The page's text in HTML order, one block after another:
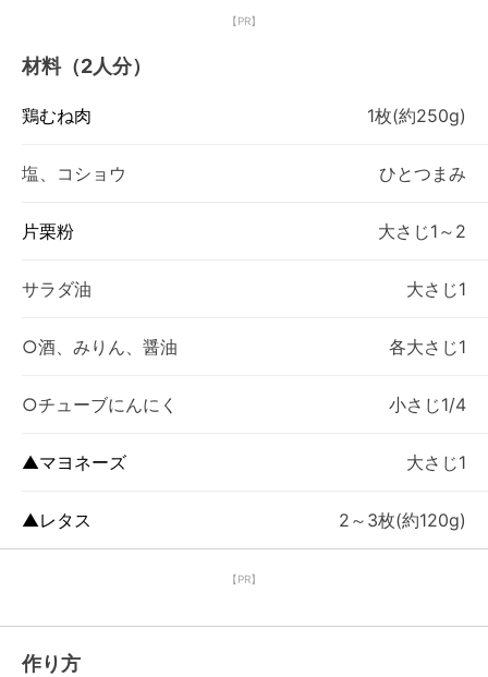
【PR】
材料（2人分）
鶏むね肉 1枚(約250g)
塩、コショウ ひとつまみ
片栗粉 大さじ1～2
サラダ油 大さじ1
○酒、みりん、醤油 各大さじ1
○チューブにんにく 小さじ1/4
▲マヨネーズ 大さじ1
▲レタス 2～3枚(約120g)
【PR】
作り方